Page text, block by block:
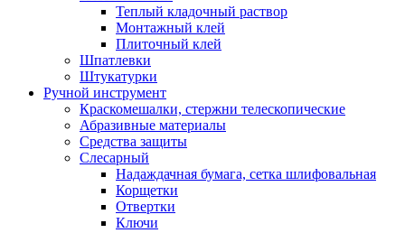
Теплый кладочный раствор
Монтажный клей
Плиточный клей
Шпатлевки
Штукатурки
Ручной инструмент
Краскомешалки, стержни телескопические
Абразивные материалы
Средства защиты
Слесарный
Надаждачная бумага, сетка шлифовальная
Корщетки
Отвертки
Ключи